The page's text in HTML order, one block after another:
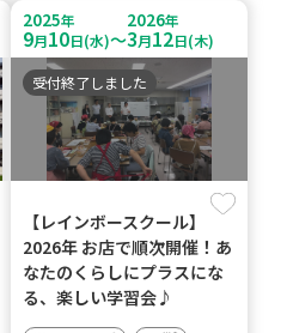
2025年
9月10日(水)～
2026年
3月12日(木)
受付終了しました
【レインボースクール】
2026年 お店で順次開催！あ
なたのくらしにプラスにな
る、楽しい学習会♪